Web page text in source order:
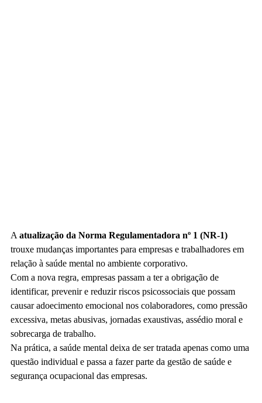
A atualização da Norma Regulamentadora nº 1 (NR-1)
trouxe mudanças importantes para empresas e trabalhadores em
relação à saúde mental no ambiente corporativo.
Com a nova regra, empresas passam a ter a obrigação de
identificar, prevenir e reduzir riscos psicossociais que possam
causar adoecimento emocional nos colaboradores, como pressão
excessiva, metas abusivas, jornadas exaustivas, assédio moral e
sobrecarga de trabalho.
Na prática, a saúde mental deixa de ser tratada apenas como uma
questão individual e passa a fazer parte da gestão de saúde e
segurança ocupacional das empresas.